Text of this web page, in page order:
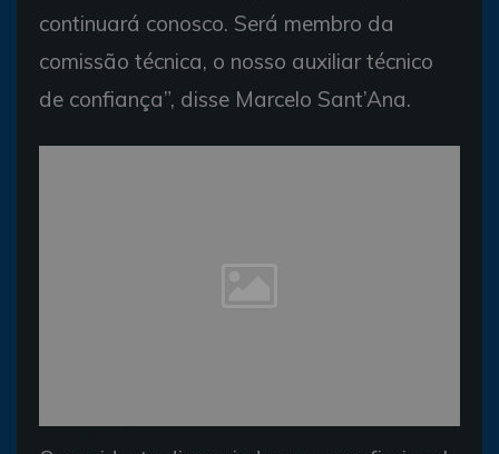
continuará conosco. Será membro da
comissão técnica, o nosso auxiliar técnico
de confiança”, disse Marcelo Sant’Ana.